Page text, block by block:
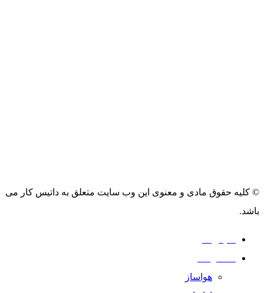
© کلیه حقوق مادی و معنوی این وب سایت متعلق به داتیس کار می
باشد.
هواساز